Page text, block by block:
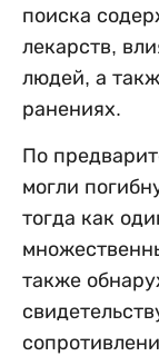
поиска
лекарств,
людей, а
ранениях.
По
могли
тогда как
также